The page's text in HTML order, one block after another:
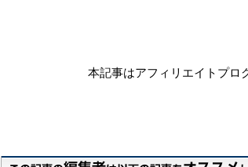
本記事はアフィリエイトプロ